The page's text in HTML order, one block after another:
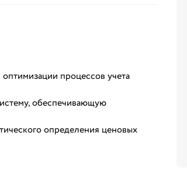
процессов учета
обеспечивающую
определения ценовых